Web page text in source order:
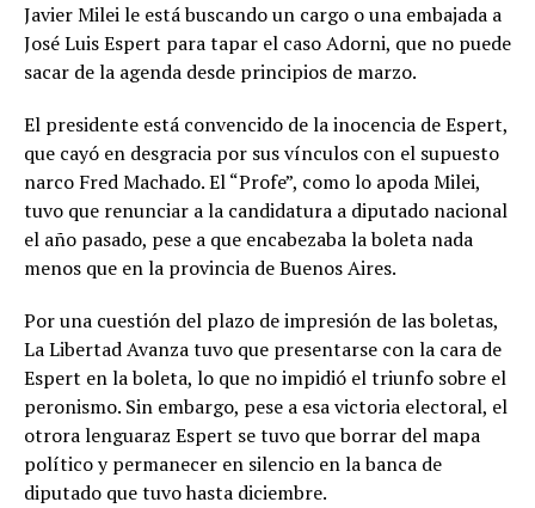
Javier Milei le está buscando un cargo o una embajada a
José Luis Espert para tapar el caso Adorni, que no puede
sacar de la agenda desde principios de marzo.
El presidente está convencido de la inocencia de Espert,
que cayó en desgracia por sus vínculos con el supuesto
narco Fred Machado. El “Profe”, como lo apoda Milei,
tuvo que renunciar a la candidatura a diputado nacional
el año pasado, pese a que encabezaba la boleta nada
menos que en la provincia de Buenos Aires.
Por una cuestión del plazo de impresión de las boletas,
La Libertad Avanza tuvo que presentarse con la cara de
Espert en la boleta, lo que no impidió el triunfo sobre el
peronismo. Sin embargo, pese a esa victoria electoral, el
otrora lenguaraz Espert se tuvo que borrar del mapa
político y permanecer en silencio en la banca de
diputado que tuvo hasta diciembre.